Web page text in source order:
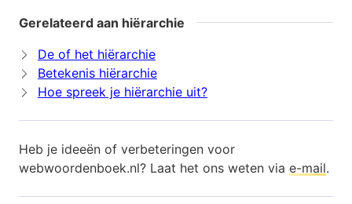
Gerelateerd aan hiërarchie
De of het hiërarchie
Betekenis hiërarchie
Hoe spreek je hiërarchie uit?
Heb je ideeën of verbeteringen voor
webwoordenboek.nl? Laat het ons weten via e-mail.